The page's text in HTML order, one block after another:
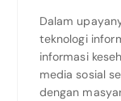
Dalam
teknologi
informasi
media sosial
dengan